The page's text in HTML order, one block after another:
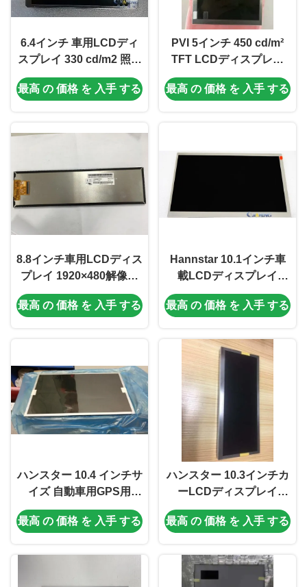
6.4インチ 車用LCDディ
スプレイ 330 cd/m2 照明
と320 ((RGB) ×234 自動
車用ダッシュボードのピ
最高 の 価格 を 入手 する
PVI 5インチ 450 cd/m²
TFT LCDディスプレイ
640×480ピクセル 車載モ
ニター用
最高 の 価格 を 入手 する
8.8インチ車用LCDディス
プレイ 1920×480解像度
と30K時間の使用寿命
最高 の 価格 を 入手 する
Hannstar 10.1インチ車
載LCDディスプレイ
1280*720ピクセル 60ピ
ンコネクタ 600 cd/m²輝
ネル
最高 の 価格 を 入手 する
ハンスター 10.4 インチサ
イズ 自動車用GPS用
1024*768ピクセルと
16.2Mカラー
最高 の 価格 を 入手 する
ハンスター 10.3インチカ
ーLCDディスプレイ
HSD103KPW2-A10
1920*720ピクセルと
ケーションのための明る
最高 の 価格 を 入手 する